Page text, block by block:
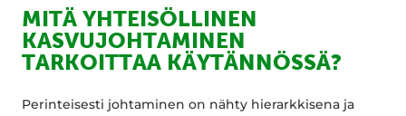
MITÄ YHTEISÖLLINEN
KASVUJOHTAMINEN
TARKOITTAA KÄYTÄNNÖSSÄ?
Perinteisesti johtaminen on nähty hierarkkisena ja